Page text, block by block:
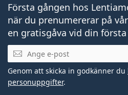
Första gången hos
när du prenumererar på
en gratisgåva vid din
Mejladress
Genom att skicka in godkänner du
personuppgifter.